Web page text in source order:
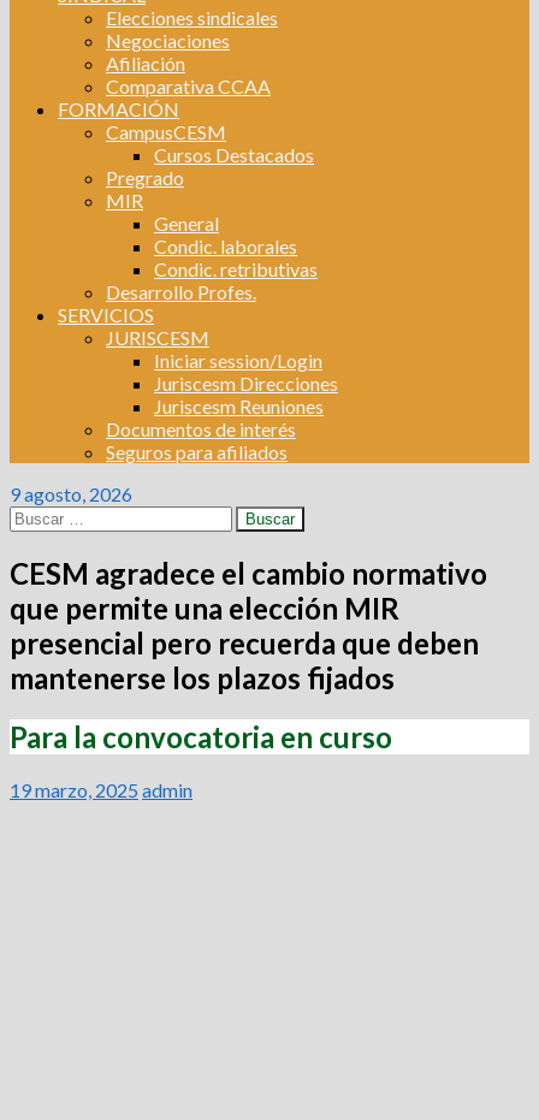
Elecciones sindicales
Negociaciones
Afiliación
Comparativa CCAA
FORMACIÓN
CampusCESM
Cursos Destacados
Pregrado
MIR
General
Condic. laborales
Condic. retributivas
Desarrollo Profes.
SERVICIOS
JURISCESM
Iniciar session/Login
Juriscesm Direcciones
Juriscesm Reuniones
Documentos de interés
Seguros para afiliados
9 agosto, 2026
Buscar:
CESM agradece el cambio normativo
que permite una elección MIR
presencial pero recuerda que deben
mantenerse los plazos fijados
Para la convocatoria en curso
19 marzo, 2025 admin